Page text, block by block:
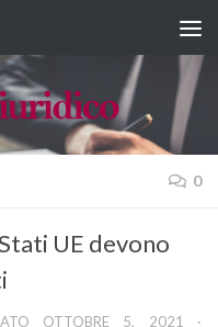
0
UE devono
OTTOBRE 5, 2021
·